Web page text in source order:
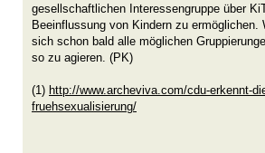
gesellschaftlichen Interessengruppe über
Beeinflussung von Kindern zu
sich schon bald alle möglichen
so zu agieren. (PK)
(1) http://www.archeviva.com/cdu-erkennt-
fruehsexualisierung/